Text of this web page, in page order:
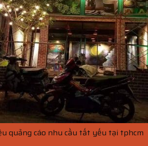
quảng cáo nhu cầu tất yếu tại tphcm